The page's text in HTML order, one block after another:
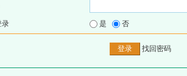
录 是 否
找回密码